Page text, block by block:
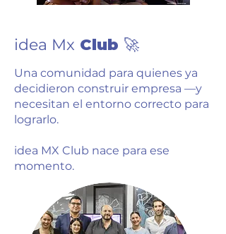
idea Mx Club 🚀
Una comunidad para quienes ya
decidieron construir empresa —y
necesitan el entorno correcto para
lograrlo.
idea MX Club nace para ese
momento.